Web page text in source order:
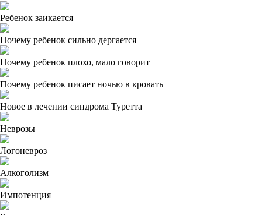
Ребенок заикается
Почему ребенок сильно дергается
Почему ребенок плохо, мало говорит
Почему ребенок писает ночью в кровать
Новое в лечении синдрома Туретта
Неврозы
Логоневроз
Алкоголизм
Импотенция